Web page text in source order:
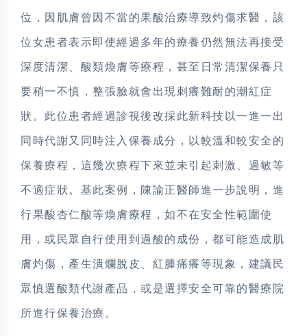
位，因肌膚曾因不當的果酸治療導致灼傷求醫，該
位女患者表示即使經過多年的療養仍然無法再接受
深度清潔、酸類煥膚等療程，甚至日常清潔保養只
要稍一不慎，整張臉就會出現刺癢難耐的潮紅症
狀。此位患者經過診視後改採此新科技以一進一出
同時代謝又同時注入保養成分，以較溫和較安全的
保養療程，這幾次療程下來並未引起刺激、過敏等
不適症狀。基此案例，陳諭正醫師進一步說明，進
行果酸杏仁酸等煥膚療程，如不在安全性範圍使
用，或民眾自行使用到過酸的成份，都可能造成肌
膚灼傷，產生潰爛脫皮、紅腫痛癢等現象，建議民
眾慎選酸類代謝產品，或是選擇安全可靠的醫療院
所進行保養治療。